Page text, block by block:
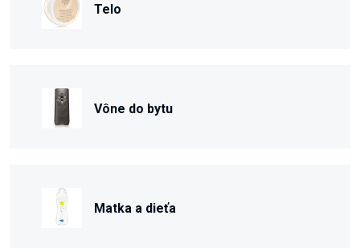
Telo
Vône do bytu
Matka a dieťa